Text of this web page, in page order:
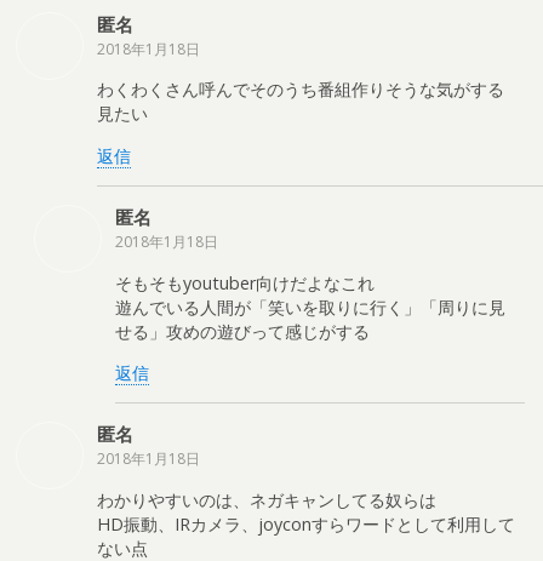
匿名
2018年1月18日
わくわくさん呼んでそのうち番組作りそうな気がする
見たい
返信
匿名
2018年1月18日
そもそもyoutuber向けだよなこれ
遊んでいる人間が「笑いを取りに行く」「周りに見
せる」攻めの遊びって感じがする
返信
匿名
2018年1月18日
わかりやすいのは、ネガキャンしてる奴らは
HD振動、IRカメラ、joyconすらワードとして利用して
ない点